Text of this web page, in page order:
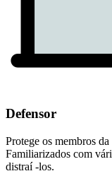
Defensor
Protege os membros
Familiarizados com
distraí -los.